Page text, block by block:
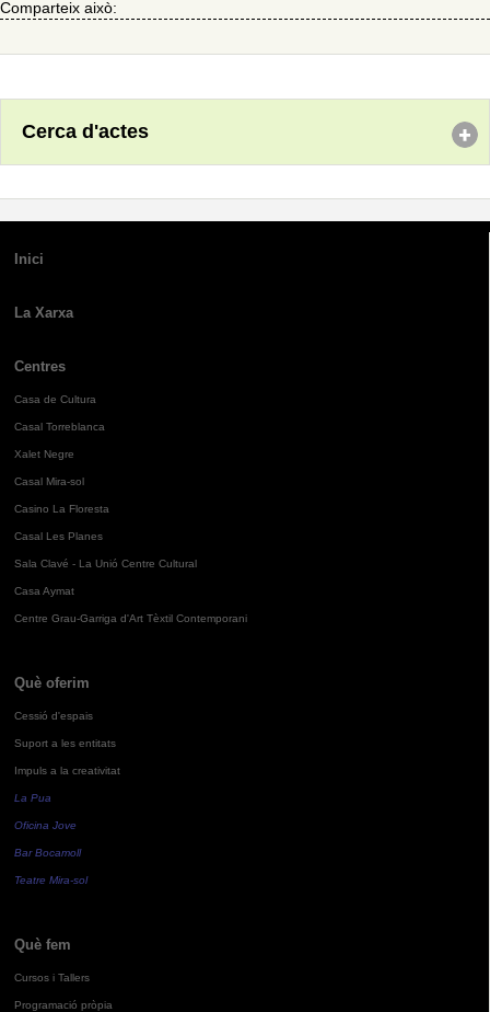
Comparteix això:
Cerca d'actes
Inici
La Xarxa
Centres
Casa de Cultura
Casal Torreblanca
Xalet Negre
Casal Mira-sol
Casino La Floresta
Casal Les Planes
Sala Clavé - La Unió Centre Cultural
Casa Aymat
Centre Grau-Garriga d'Art Tèxtil Contemporani
Què oferim
Cessió d'espais
Suport a les entitats
Impuls a la creativitat
La Pua
Oficina Jove
Bar Bocamoll
Teatre Mira-sol
Què fem
Cursos i Tallers
Programació pròpia